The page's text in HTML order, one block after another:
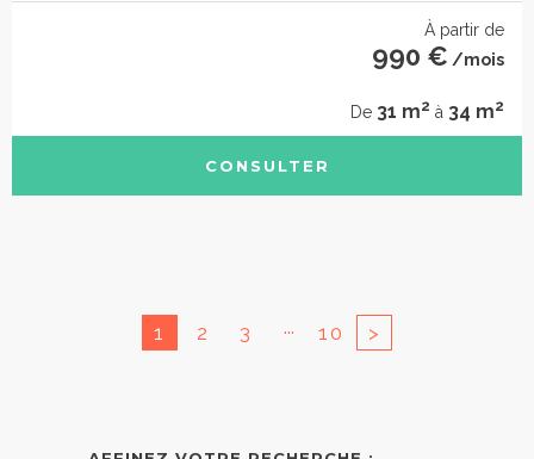
À partir de
990 € /mois
De 31 m2 à 34 m2
CONSULTER
1 2 3 ... 10 >